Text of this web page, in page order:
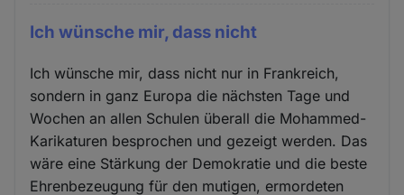
Ich wünsche mir, dass nicht
Ich wünsche mir, dass nicht nur in Frankreich,
sondern in ganz Europa die nächsten Tage und
Wochen an allen Schulen überall die Mohammed-
Karikaturen besprochen und gezeigt werden. Das
wäre eine Stärkung der Demokratie und die beste
Ehrenbezeugung für den mutigen, ermordeten